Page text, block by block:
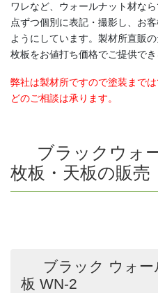
ワレなど、ウォールナット材な
点ずつ個別に表記・撮影し、お
ようにしています。製材所直販
枚板をお値打ち価格でご提供でき
弊社は製材所ですので塗装まで
どのご相談は承ります。
ブラックウォ
枚板・天板の販売
ブラック ウォー
板 WN-2